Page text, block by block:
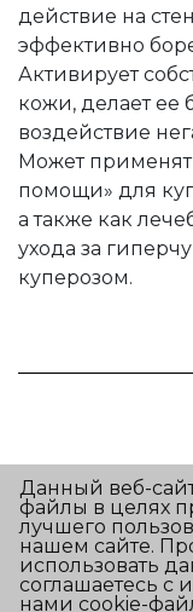
действие на
эффективно
Активирует
кожи, делает ее
воздействие
Может
помощи» для
а также как
ухода за
куперозом.
Условия
Согласие на
Данный веб-
файлы в целях
лучшего
нашем сайте.
использовать
соглашаетесь с
нами cookie-